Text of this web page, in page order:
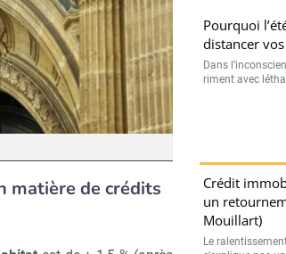
matière de crédits
Pourquoi
distancer
Dans
riment avec
Crédit
un
Mouillart)
Le